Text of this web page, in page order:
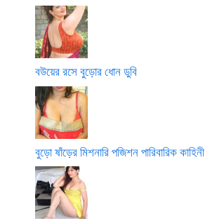
বউয়ের রসে বুড়োর ধোন ডুবি
বুড়ো ষাঁড়ের মিশনারি পজিশন পারিবারিক কাহিনী